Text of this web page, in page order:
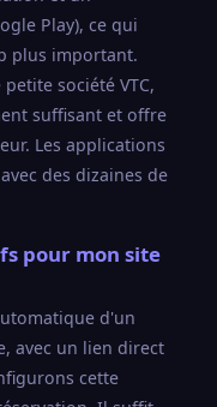
Play), ce qui
plus important.
société VTC,
suffisant et offre
Les applications
des dizaines de
pour mon site
d'un
avec un lien direct
cette